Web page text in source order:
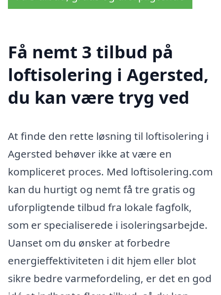
Få nemt 3 tilbud på
loftisolering i Agersted,
du kan være tryg ved
At finde den rette løsning til loftisolering i
Agersted behøver ikke at være en
kompliceret proces. Med loftisolering.com
kan du hurtigt og nemt få tre gratis og
uforpligtende tilbud fra lokale fagfolk,
som er specialiserede i isoleringsarbejde.
Uanset om du ønsker at forbedre
energieffektiviteten i dit hjem eller blot
sikre bedre varmefordeling, er det en god